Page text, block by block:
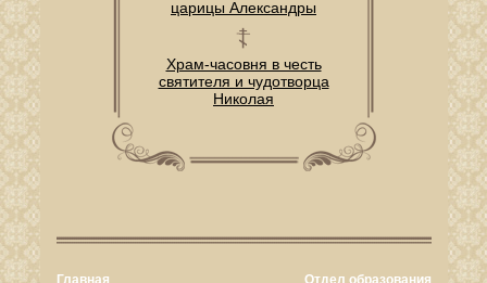
царицы Александры
Храм-часовня в честь
святителя и чудотворца
Николая
Главная Отдел образования